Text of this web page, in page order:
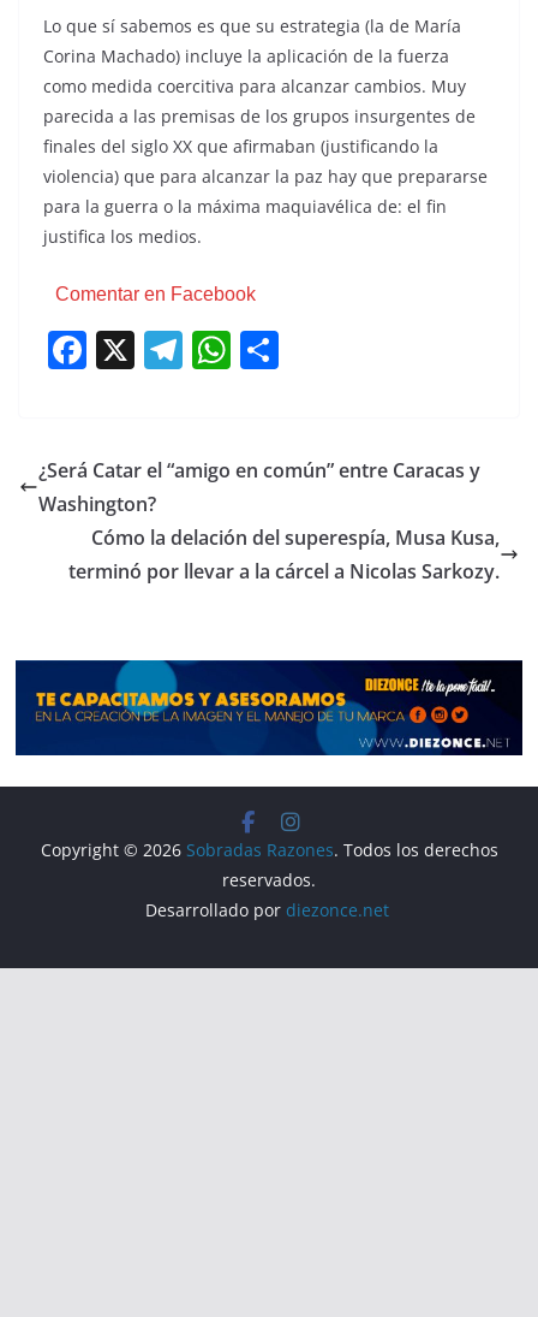
Lo que sí sabemos es que su estrategia (la de María
Corina Machado) incluye la aplicación de la fuerza
como medida coercitiva para alcanzar cambios. Muy
parecida a las premisas de los grupos insurgentes de
finales del siglo XX que afirmaban (justificando la
violencia) que para alcanzar la paz hay que prepararse
para la guerra o la máxima maquiavélica de: el fin
justifica los medios.
Comentar en Facebook
F
e
b
o
o
X T
gr
m
W
s
p
p
p
tir
¿Será Catar el “amigo en común” entre Caracas y
Washington?
Cómo la delación del superespía, Musa Kusa,
terminó por llevar a la cárcel a Nicolas Sarkozy.
Copyright © 2026 Sobradas Razones. Todos los derechos
reservados.
Desarrollado por diezonce.net